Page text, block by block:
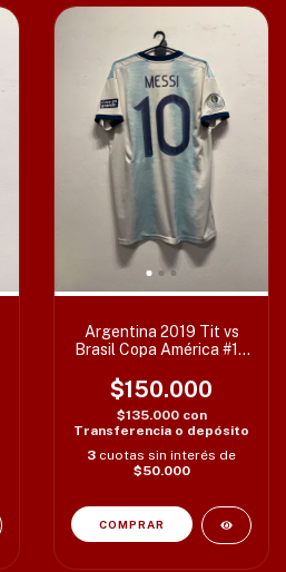
Argentina 2019 Tit vs
Brasil Copa América #10
74/76 cm) c/det
$150.000
$135.000 con
Transferencia o depósito
3 cuotas sin interés de
$50.000